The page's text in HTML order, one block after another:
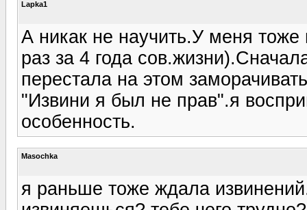
Lapka1
А никак не научить.У меня тоже
раз за 4 года
перестала на этом
"Извини я был не прав".я
особенность.
Masochka
я раньше тоже ждала